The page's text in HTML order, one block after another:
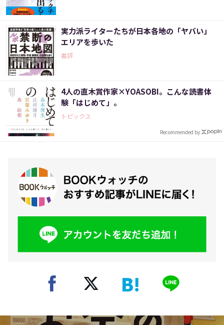
実力派ライターたちが日本各地の「ヤバい」
エリアを歩いた
書評
4人の直木賞作家×YOASOBI。こんな読書体
験「はじめて」。
トピックス
Recommended by